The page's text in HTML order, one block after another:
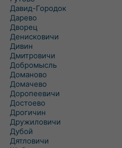
Давид-Городок
Дарево
Дворец
Денисковичи
Дивин
Дмитровичи
Добромысль
Доманово
Домачево
Доропеевичи
Достоево
Дрогичин
Дружиловичи
Дубой
Дятловичи